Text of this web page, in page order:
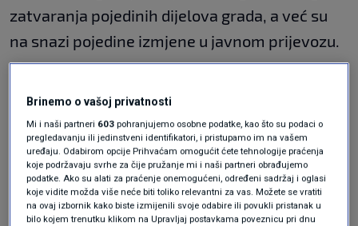
zatvaranja pojedinih dijelova grada, a već su
na snazi pojedine izmjene u javnom prijevozu.
godinu dana
U ponedjeljak su počeli radovi na III. razini
petlje Držićeva – Slavonska. Riječ je o projektu
vrijednom oko šest milijuna eura, a sanacija će
Brinemo o vašoj privatnosti
Mi i naši partneri 603 pohranjujemo osobne podatke, kao što su podaci o
pregledavanju ili jedinstveni identifikatori, i pristupamo im na vašem
uređaju. Odabirom opcije Prihvaćam omogućit ćete tehnologije praćenja
koje podržavaju svrhe za čije pružanje mi i naši partneri obrađujemo
podatke. Ako su alati za praćenje onemogućeni, određeni sadržaj i oglasi
koje vidite možda više neće biti toliko relevantni za vas. Možete se vratiti
na ovaj izbornik kako biste izmijenili svoje odabire ili povukli pristanak u
bilo kojem trenutku klikom na Upravljaj postavkama poveznicu pri dnu